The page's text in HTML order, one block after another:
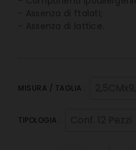
MISURA / TAGLIA :
TIPOLOGIA :